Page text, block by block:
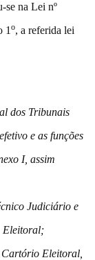
se na Lei nº
1 o, a referida lei
dos Tribunais
e as funções
I, assim
Judiciário e
Eleitoral;
Eleitoral,